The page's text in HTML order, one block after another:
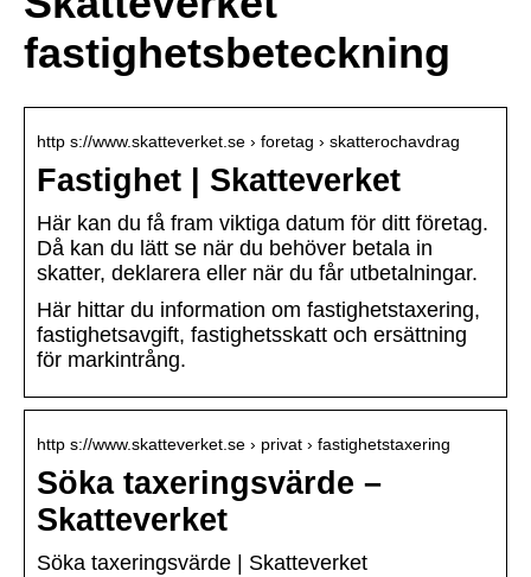
fastighetsbeteckning
http s://www.skatteverket.se › foretag › skatterochavdrag
Fastighet | Skatteverket
Här kan du få fram viktiga datum för ditt företag.
Då kan du lätt se när du behöver betala in
skatter, deklarera eller när du får utbetalningar.
Här hittar du information om fastighetstaxering,
fastighetsavgift, fastighetsskatt och ersättning
för markintrång.
http s://www.skatteverket.se › privat › fastighetstaxering
Söka taxeringsvärde –
Skatteverket
Söka taxeringsvärde | Skatteverket